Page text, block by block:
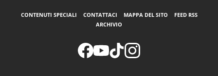
CONTENUTI SPECIALI CONTATTACI MAPPA DEL SITO
FEED RSS
ARCHIVIO